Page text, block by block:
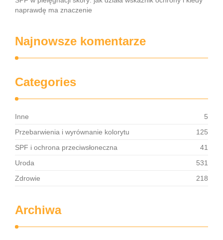
naprawdę ma znaczenie
Najnowsze komentarze
Categories
Inne
5
Przebarwienia i wyrównanie kolorytu
125
SPF i ochrona przeciwsłoneczna
41
Uroda
531
Zdrowie
218
Archiwa